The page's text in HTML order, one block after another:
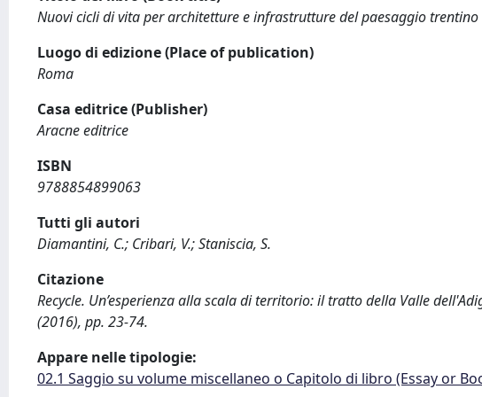
Nuovi cicli di vita per architetture e infrastrutture del paesaggio trentino
Luogo di edizione (Place of publication)
Roma
Casa editrice (Publisher)
Aracne editrice
ISBN
9788854899063
Tutti gli autori
Diamantini, C.; Cribari, V.; Staniscia, S.
Citazione
Recycle. Un’esperienza alla scala di territorio: il tratto della Valle
(2016), pp. 23-74.
Appare nelle tipologie:
02.1 Saggio su volume miscellaneo o Capitolo di libro (Essay or